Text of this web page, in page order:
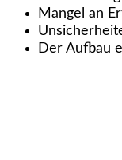
Mangel an
Der Aufbau